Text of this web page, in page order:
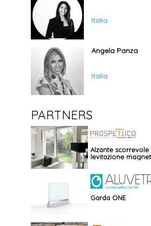
Italia
Angela Panza
Italia
PARTNERS
Alzante scorrevole
levitazione
Garda ONE